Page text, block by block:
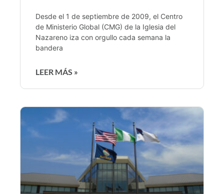
Desde el 1 de septiembre de 2009, el Centro
de Ministerio Global (CMG) de la Iglesia del
Nazareno iza con orgullo cada semana la
bandera
LEER MÁS »